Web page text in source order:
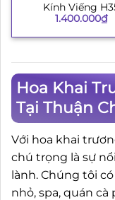
Kính Viếng
1.400.000₫
Hoa Khai
Tại Thuận
Với hoa khai
chú trọng là sự
lành. Chúng tôi
nhỏ, spa, quán